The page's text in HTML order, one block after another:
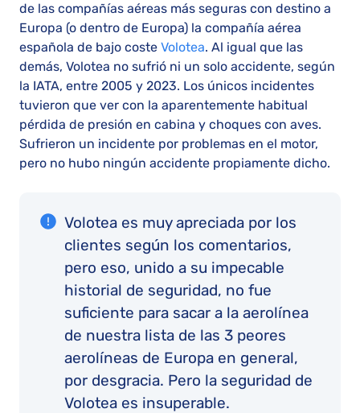
de las compañías aéreas más seguras con destino a
Europa (o dentro de Europa) la compañía aérea
española de bajo coste Volotea. Al igual que las
demás, Volotea no sufrió ni un solo accidente, según
la IATA, entre 2005 y 2023. Los únicos incidentes
tuvieron que ver con la aparentemente habitual
pérdida de presión en cabina y choques con aves.
Sufrieron un incidente por problemas en el motor,
pero no hubo ningún accidente propiamente dicho.
Volotea es muy apreciada por los
clientes según los comentarios,
pero eso, unido a su impecable
historial de seguridad, no fue
suficiente para sacar a la aerolínea
de nuestra lista de las 3 peores
aerolíneas de Europa en general,
por desgracia. Pero la seguridad de
Volotea es insuperable.